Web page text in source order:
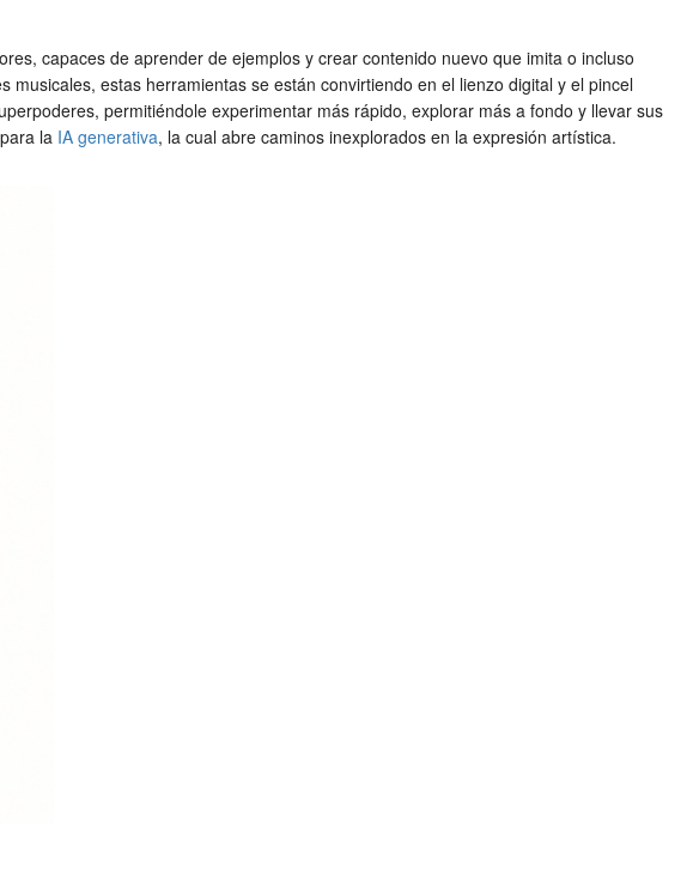
capaces de aprender de ejemplos y crear contenido nuevo que imita o incluso
estas herramientas se están convirtiendo en el lienzo digital y el pincel
permitiéndole experimentar más rápido, explorar más a fondo y llevar sus
la IA generativa, la cual abre caminos inexplorados en la expresión artística.